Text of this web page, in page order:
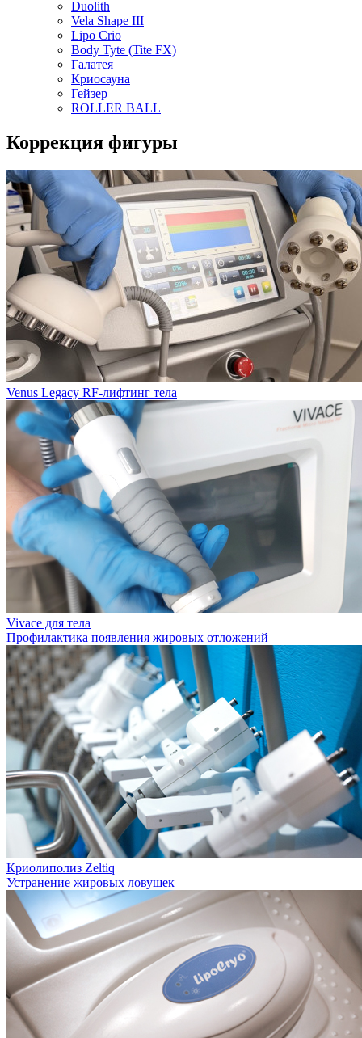
Duolith
Vela Shape III
Lipo Crio
Body Tyte (Tite FX)
Галатея
Криосауна
Гейзер
ROLLER BALL
Коррекция фигуры
Venus Legacy RF-лифтинг тела
Vivace для тела
Профилактика появления жировых отложений
Криолиполиз Zeltiq
Устранение жировых ловушек